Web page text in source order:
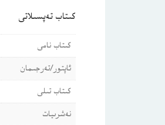
كىتاب تەپسىلاتى
كىتاب نامى
ئاپتور/تەرجىمان
كىتاب تىلى
نەشرىيات